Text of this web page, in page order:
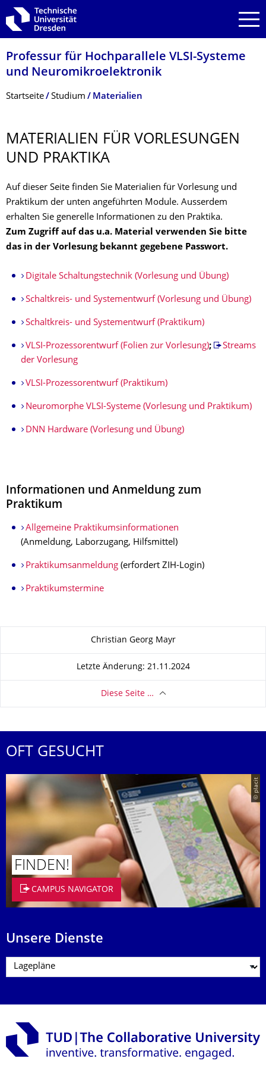
Zur Hauptnavigation springen
Zur Suche springen
Zum Inhalt springen
Professur für Hochparallele VLSI-Systeme
und Neuromikroelektro­nik
Breadcrumb-Menü
Startseite Studium Materialien
MATERIALIEN FÜR VORLESUNGEN
UND PRAKTIKA
Auf dieser Seite finden Sie Materialien für Vorlesung und
Praktikum der unten angeführten Module. Ausserdem
erhalten Sie generelle Informationen zu den Praktika.
Zum Zugriff auf das u.a. Material verwenden Sie bitte
das in der Vorlesung bekannt gegebene Passwort.
Digitale Schaltungstechnik (Vorlesung und Übung)
Schaltkreis- und Systementwurf (Vorlesung und Übung)
Schaltkreis- und Systementwurf (Praktikum)
VLSI-Prozessorentwurf (Folien zur Vorlesung);
Streams
der Vorlesung
VLSI-Prozessorentwurf (Praktikum)
Neuromorphe VLSI-Systeme (Vorlesung und Praktikum)
DNN Hardware (Vorlesung und Übung)
Informationen und Anmeldung zum
Praktikum
Allgemeine Praktikumsinformationen
(Anmeldung, Laborzugang, Hilfsmittel)
Praktikumsanmeldung (erfordert ZIH-Login)
Praktikumstermine
Zu dieser SeiteChristian Georg Mayr
Letzte Änderung: 21.11.2024
Diese Seite …
OFT GESUCHT
© placit
FINDEN!
CAMPUS NAVIGATOR
Unsere Dienste